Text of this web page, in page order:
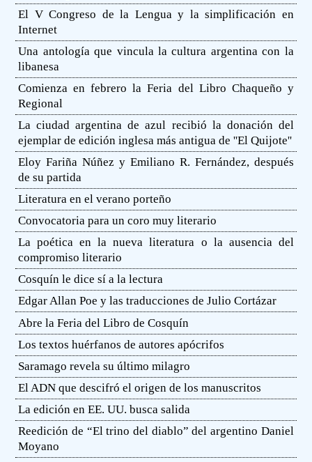
El V Congreso de la Lengua y la simplificación en
Internet
Una antología que vincula la cultura argentina con la
libanesa
Comienza en febrero la Feria del Libro Chaqueño y
Regional
La ciudad argentina de azul recibió la donación del
ejemplar de edición inglesa más antigua de ''El Quijote''
Eloy Fariña Núñez y Emiliano R. Fernández, después
de su partida
Literatura en el verano porteño
Convocatoria para un coro muy literario
La poética en la nueva literatura o la ausencia del
compromiso literario
Cosquín le dice sí a la lectura
Edgar Allan Poe y las traducciones de Julio Cortázar
Abre la Feria del Libro de Cosquín
Los textos huérfanos de autores apócrifos
Saramago revela su último milagro
El ADN que descifró el origen de los manuscritos
La edición en EE. UU. busca salida
Reedición de “El trino del diablo” del argentino Daniel
Moyano